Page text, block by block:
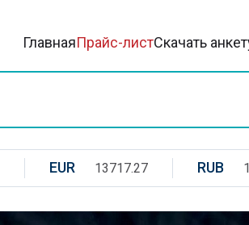
ГлавнаяПрайс-листСкачать
EUR 13717.27 RUB